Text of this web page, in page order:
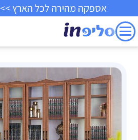
אספקה מהירה לכל הארץ >> 30 ימי ניסיון >>